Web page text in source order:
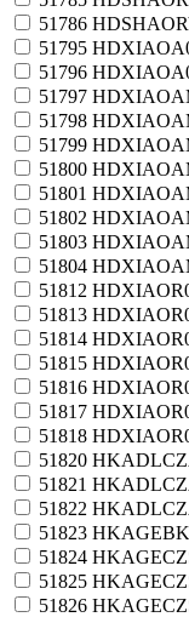
51786
51795
51796
51797
51798
51799
51800
51801
51802
51803
51804
51812
51813
51814
51815
51816
51817
51818
51820
51821
51822
51823
51824
51825
51826